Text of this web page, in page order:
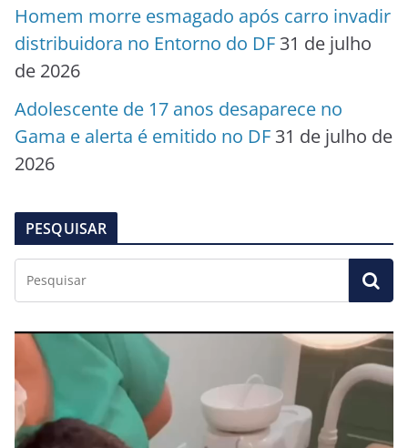
Homem morre esmagado após carro invadir
distribuidora no Entorno do DF 31 de julho
de 2026
Adolescente de 17 anos desaparece no
Gama e alerta é emitido no DF 31 de julho de
2026
PESQUISAR